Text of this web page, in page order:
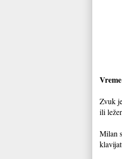
Zvuk
ili
Milan